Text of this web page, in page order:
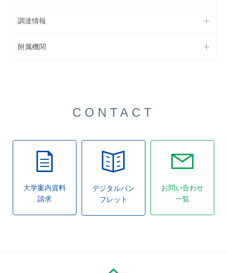
調達情報
附属機関
CONTACT
大学案内資料
請求
デジタルパン
フレット
お問い合わせ
一覧